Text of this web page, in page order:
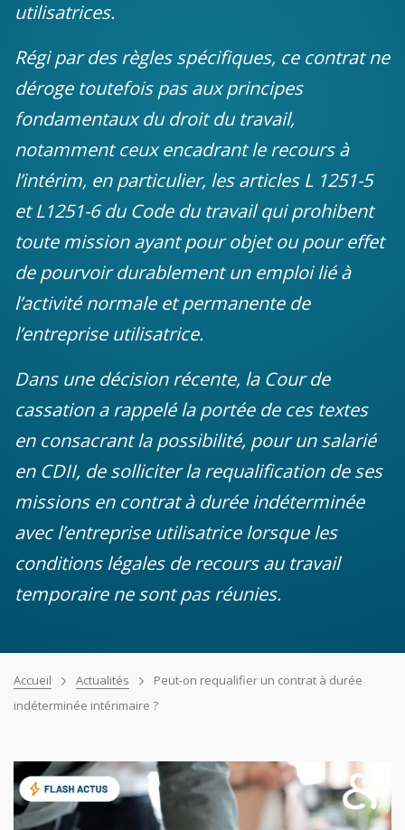
utilisatrices.
Régi par des règles spécifiques, ce contrat ne
déroge toutefois pas aux principes
fondamentaux du droit du travail,
notamment ceux encadrant le recours à
l’intérim, en particulier, les articles L 1251-5
etL1251-6du Code du travail qui prohibent
toute mission ayant pour objet ou pour effet
de pourvoir durablement un emploi lié à
l’activité normale et permanente de
l’entreprise utilisatrice.
Dans une décision récente, la Cour de
cassation a rappelé la portée de ces textes
en consacrant la possibilité, pour un salarié
en CDII, de solliciter la requalification de ses
missions en contrat à durée indéterminée
avec l’entreprise utilisatrice lorsque les
conditions légales de recours au travail
temporaire ne sont pas réunies.
Accueil Actualités
Peut-on requalifier un contrat à durée
indéterminée intérimaire ?